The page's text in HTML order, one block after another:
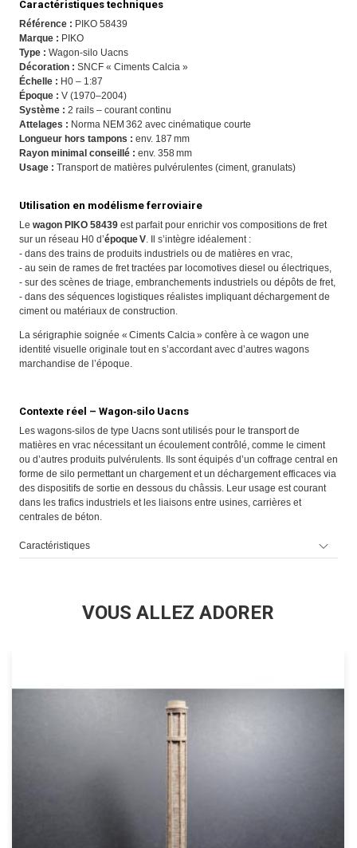
Caractéristiques techniques
Référence : PIKO 58439
Marque : PIKO
Type : Wagon‑silo Uacns
Décoration : SNCF « Ciments Calcia »
Échelle : H0 – 1:87
Époque : V (1970–2004)
Système : 2 rails – courant continu
Attelages : Norma NEM 362 avec cinématique courte
Longueur hors tampons : env. 187 mm
Rayon minimal conseillé : env. 358 mm
Usage : Transport de matières pulvérulentes (ciment, granulats)
Utilisation en modélisme ferroviaire
Le wagon PIKO 58439est parfait pour enrichir vos compositions de fret
sur un réseau H0 d’époque V. Il s’intègre idéalement :
- dans des trains de produits industriels ou de matières en vrac,
- au sein de rames de fret tractées par locomotives diesel ou électriques,
- sur des scènes de triage, embranchements industriels ou dépôts de fret,
- dans des séquences logistiques réalistes impliquant déchargement de
ciment ou matériaux de construction.
La sérigraphie soignée « Ciments Calcia » confère à ce wagon une
identité visuelle originale tout en s’accordant avec d’autres wagons
marchandise de l’époque.
Contexte réel – Wagon‑silo Uacns
Les wagons‑silos de type Uacns sont utilisés pour le transport de
matières en vrac nécessitant un écoulement contrôlé, comme le ciment
ou d’autres produits pulvérulents. Ils sont équipés d’un coffrage central en
forme de silo permettant un chargement et un déchargement efficaces via
des dispositifs de sortie en dessous du châssis. Leur usage est courant
dans les trafics industriels et les liaisons entre usines, carrières et
centrales de béton.
Caractéristiques
VOUS ALLEZ ADORER